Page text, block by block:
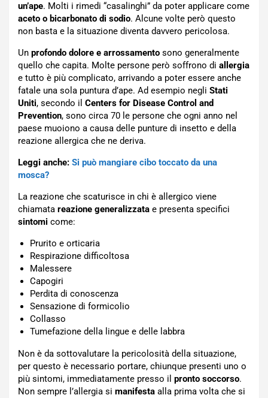
un’ape. Molti i rimedi “casalinghi” da poter applicare come
aceto o bicarbonato di sodio. Alcune volte però questo
non basta e la situazione diventa davvero pericolosa.
Un profondo dolore e arrossamento sono generalmente
quello che capita. Molte persone però soffrono di allergia
e tutto è più complicato, arrivando a poter essere anche
fatale una sola puntura d’ape. Ad esempio negli Stati
Uniti, secondo il Centers for Disease Control and
Prevention, sono circa 70 le persone che ogni anno nel
paese muoiono a causa delle punture di insetto e della
reazione allergica che ne deriva.
Leggi anche: Si può mangiare cibo toccato da una
mosca?
La reazione che scaturisce in chi è allergico viene
chiamata reazione generalizzata e presenta specifici
sintomi come:
Prurito e orticaria
Respirazione difficoltosa
Malessere
Capogiri
Perdita di conoscenza
Sensazione di formicolio
Collasso
Tumefazione della lingue e delle labbra
Non è da sottovalutare la pericolosità della situazione,
per questo è necessario portare, chiunque presenti uno o
più sintomi, immediatamente presso il pronto soccorso.
Non sempre l’allergia si manifesta alla prima volta che si